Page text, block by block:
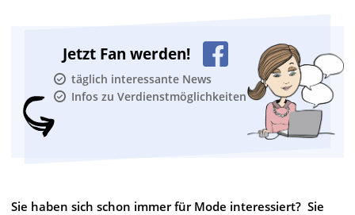
Jetzt Fan werden!
täglich interessante News
Infos zu Verdienstmöglichkeiten
Sie haben sich schon immer für Mode interessiert? Sie